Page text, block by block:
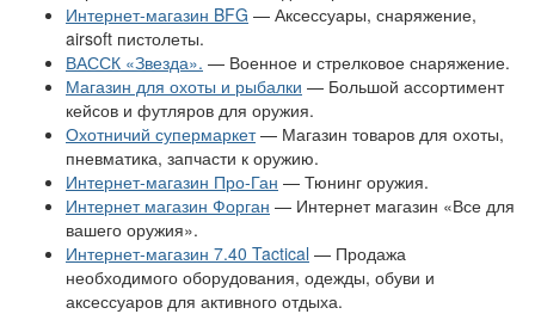
Интернет-магазин BFG — Аксессуары, снаряжение,
airsoft пистолеты.
ВАССК «Звезда». — Военное и стрелковое снаряжение.
Магазин для охоты и рыбалки — Большой ассортимент
кейсов и футляров для оружия.
Охотничий супермаркет— Магазин товаров для охоты,
пневматика, запчасти к оружию.
Интернет-магазин Про-Ган — Тюнинг оружия.
Интернет магазин Форган — Интернет магазин «Все для
вашего оружия».
Интернет-магазин 7.40 Tactical — Продажа
необходимого оборудования, одежды, обуви и
аксессуаров для активного отдыха.